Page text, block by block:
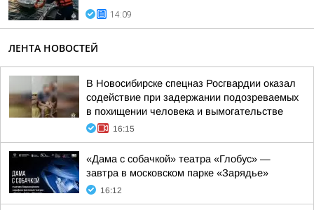
14:09
ЛЕНТА НОВОСТЕЙ
В Новосибирске спецназ Росгвардии оказал
содействие при задержании подозреваемых
в похищении человека и вымогательстве
16:15
«Дама с собачкой» театра «Глобус» —
завтра в московском парке «Зарядье»
16:12